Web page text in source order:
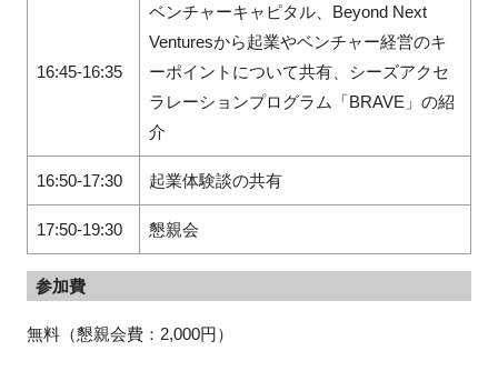
16:45-16:35
ベンチャーキャピタル、Beyond Next
Venturesから起業やベンチャー経営のキ
ーポイントについて共有、シーズアクセ
ラレーションプログラム「BRAVE」の紹
介
16:50-17:30 起業体験談の共有
17:50-19:30 懇親会
参加費
無料（懇親会費：2,000円）